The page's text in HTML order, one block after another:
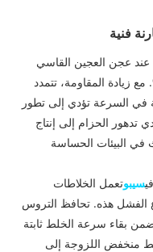
فنية
عند عجن العجين القاسي
ترطيب منخفضة تصل إلى 60%. مع زيادة المقاومة، تتمدد
في السرعة تؤدي إلى تطور
تدهور الحزام إلى إنتاج
البيئات الحساسة
سيبوتعمل الخلاطات
الفشل هذه. تحافظ التروس
بقاء سرعة الخلط ثابتة
منخفض اللزوجة إلى